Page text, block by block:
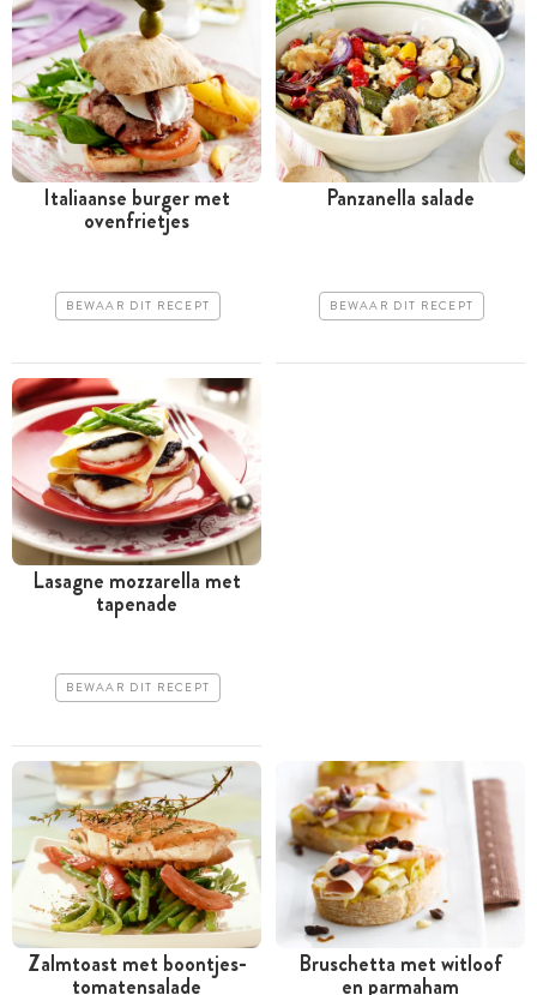
Italiaanse burger met
ovenfrietjes
BEWAAR DIT RECEPT
Panzanella salade
BEWAAR DIT RECEPT
Lasagne mozzarella met
tapenade
BEWAAR DIT RECEPT
Zalmtoast met boontjes-
tomatensalade
Bruschetta met witloof
en parmaham